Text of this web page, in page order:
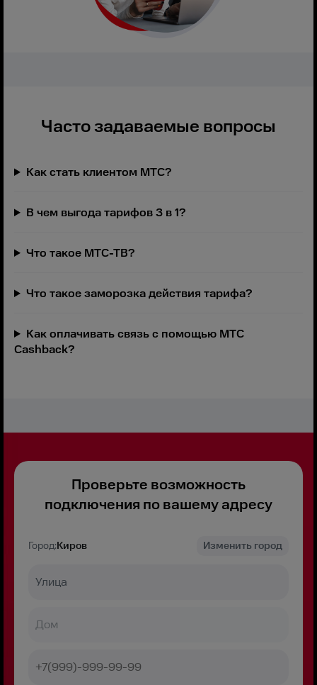
Часто задаваемые вопросы
Как стать клиентом МТС?
В чем выгода тарифов 3 в 1?
Что такое МТС-ТВ?
Что такое заморозка действия тарифа?
Как оплачивать связь с помощью МТС
Cashback?
Проверьте возможность
подключения по вашему адресу
Город:Киров Изменить город